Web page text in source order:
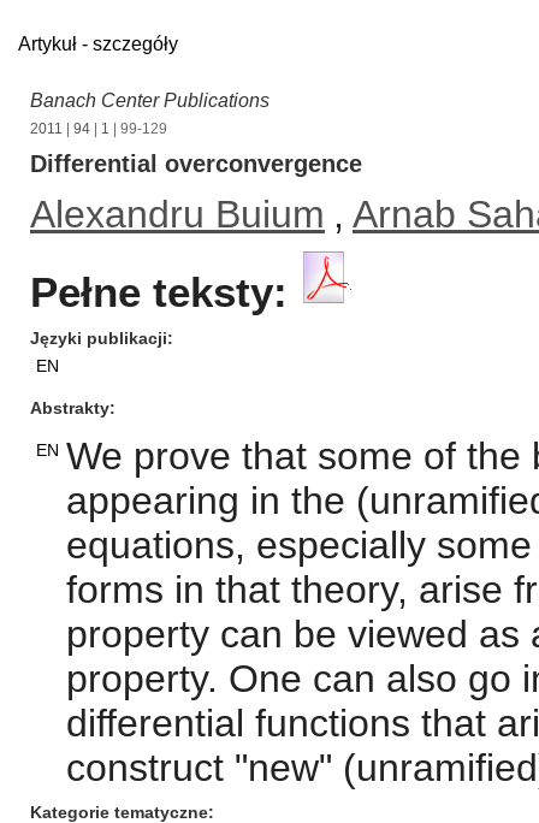
Artykuł - szczegóły
Banach Center Publications
2011 94 1 | 99-129
Differential overconvergence
Alexandru Buium , Arnab
Pełne teksty:
Języki publikacji
EN
Abstrakty
EN We prove that some of
appearing in the
equations, especially
forms in that theory, arise
property can be viewed
property. One can also go
differential functions that
construct "new"
Kategorie tematyczne